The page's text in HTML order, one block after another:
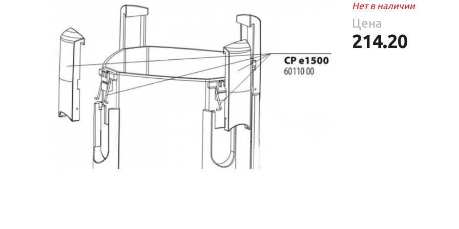
Вермут
Текила
Слабоалкогольные
напитки
Консервация
Восточная кухня
Снеки и закуски
Пищевые
ингредиенты
Растительное
Мука и отруби
Подарочные
Фломастеры
гигиены
Нет в наличии
Цена
214.20